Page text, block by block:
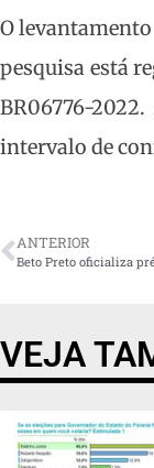
O
pesquisa está
BR06776-
intervalo de
ANTERIOR
Beto Preto oficializa
VEJA